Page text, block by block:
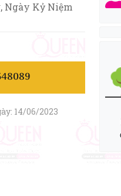
Ngày Kỷ Niệm
14/06/2023